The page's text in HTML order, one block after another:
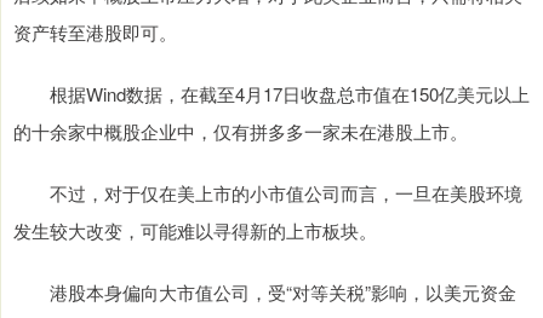
资产转至港股即可。
根据Wind数据，在截至4月17日收盘总市值在150亿美元以上
的十余家中概股企业中，仅有拼多多一家未在港股上市。
不过，对于仅在美上市的小市值公司而言，一旦在美股环境
发生较大改变，可能难以寻得新的上市板块。
港股本身偏向大市值公司，受“对等关税”影响，以美元资金